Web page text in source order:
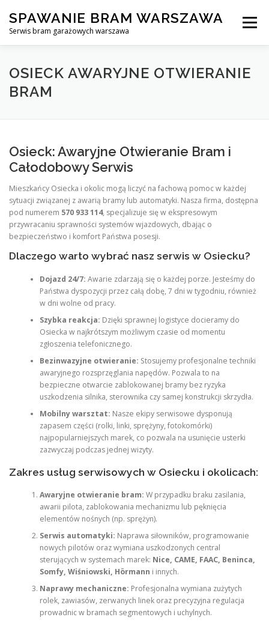
content
SPAWANIE BRAM WARSZAWA
Serwis bram garażowych warszawa
Menu
SPAWANIE BRAM GARAŻOWYCH I OGRODZEŃ WARSZAWA
OSIECK AWARYJNE OTWIERANIE
BRAM
Osieck: Awaryjne Otwieranie Bram i
Całodobowy Serwis
Mieszkańcy Osiecka i okolic mogą liczyć na fachową pomoc w każdej
sytuacji związanej z awarią bramy lub automatyki. Nasza firma, dostępna
pod numerem 570 933 114, specjalizuje się w ekspresowym
przywracaniu sprawności systemów wjazdowych, dbając o
bezpieczeństwo i komfort Państwa posesji.
Dlaczego warto wybrać nasz serwis w Osiecku?
Dojazd 24/7: Awarie zdarzają się o każdej porze. Jesteśmy do
Państwa dyspozycji przez całą dobę, 7 dni w tygodniu, również
w dni wolne od pracy.
Szybka reakcja: Dzięki sprawnej logistyce docieramy do
Osiecka w najkrótszym możliwym czasie od momentu
zgłoszenia telefonicznego.
Bezinwazyjne otwieranie: Stosujemy profesjonalne techniki
awaryjnego rozsprzęglania napędów. Pozwala to na
bezpieczne otwarcie zablokowanej bramy bez ryzyka
uszkodzenia silnika, sterownika czy samej konstrukcji skrzydła.
Mobilny warsztat: Nasze ekipy serwisowe dysponują
zapasem części (rolki, linki, sprężyny, fotokomórki)
najpopularniejszych marek, co pozwala na usunięcie usterki
zazwyczaj podczas jednej wizyty.
Zakres usług serwisowych w Osiecku i okolicach:
Awaryjne otwieranie bram: W przypadku braku zasilania,
awarii pilota, zablokowania mechanizmu lub pęknięcia
elementów nośnych (np. sprężyn).
Serwis automatyki: Naprawa siłowników, programowanie
nowych pilotów oraz wymiana uszkodzonych central
sterujących w systemach marek: Nice, CAME, FAAC, Beninca,
Somfy, Wiśniowski, Hörmann i innych.
Naprawy mechaniczne: Profesjonalna wymiana zużytych
rolek, zawiasów, zerwanych linek oraz precyzyjna regulacja
prowadnic w bramach segmentowych i uchylnych.